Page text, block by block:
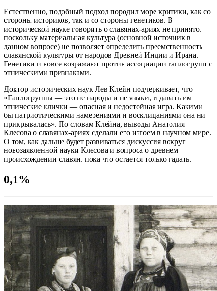
Естественно, подобный подход породил море критики, как со
стороны историков, так и со стороны генетиков. В
исторической науке говорить о славянах-ариях не принято,
поскольку материальная культура (основной источник в
данном вопросе) не позволяет определить преемственность
славянской культуры от народов Древней Индии и Ирана.
Генетики и вовсе возражают против ассоциации гаплогрупп с
этническими признаками.
Доктор исторических наук Лев Клейн подчеркивает, что
«Гаплогруппы — это не народы и не языки, и давать им
этнические клички — опасная и недостойная игра. Какими
бы патриотическими намерениями и восклицаниями она ни
прикрывалась». По словам Клейна, выводы Анатолия
Клесова о славянах-ариях сделали его изгоем в научном мире.
О том, как дальше будет развиваться дискуссия вокруг
новозаявленной науки Клесова и вопроса о древнем
происхождении славян, пока что остается только гадать.
0,1%